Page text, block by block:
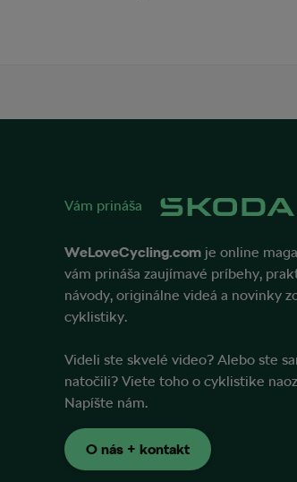
Vám prináša
WeLoveCycling.com je online
vám prináša zaujímavé príbehy,
návody, originálne videá a novinky
cyklistiky.
Videli ste skvelé video? Alebo ste
natočili? Viete toho o cyklistike
Napíšte nám.
O nás + kontakt